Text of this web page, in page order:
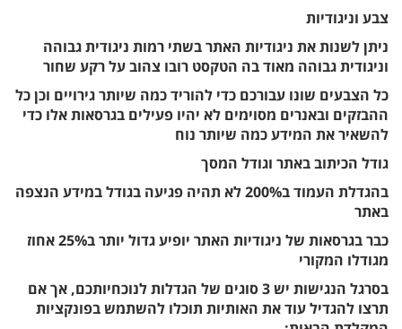
צבע וניגודיות
ניתן לשנות את ניגודיות האתר בשתי רמות ניגודית גבוהה
וניגודית גבוהה מאוד בה הטקסט רובו צהוב על רקע שחור
כל הצבעים שונו עבורכם כדי להוריד כמה שיותר גירויים וכן כל
ההבזקים ובאנרים מסוימים לא יהיו פעילים בגרסאות אלו כדי
להשאיר את המידע כמה שיותר נוח
גודל הכיתוב באתר וגודל המסך
בהגדלת העמוד ב200% לא תהיה פגיעה בגודל במידע הנצפה
באתר
כבר בגרסאות של ניגודיות האתר יופיע גדול יותר ב25% אחוז
מגודלו המקורי
בסרגל הנגישות יש 3 סוגים של הגדלות לנוכחיותכם, אך אם
תרצו להגדיל עוד את האותיות תוכלו להשתמש בפונקציות